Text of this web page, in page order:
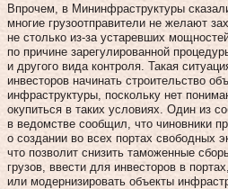
Впрочем, в Мининфраструктуры
многие грузоотправители не желают
не столько из‑за устаревших
по причине зарегулированной
и другого вида контроля. Такая
инвесторов начинать строительство
инфраструктуры, поскольку нет
окупиться в таких условиях. Один из
в ведомстве сообщил, что чиновники
о создании во всех портах свободных
что позволит снизить таможенные
грузов, ввести для инвесторов в
или модернизировать объекты